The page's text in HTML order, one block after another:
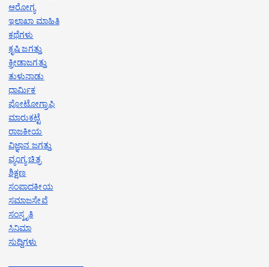
ಆರೋಗ್ಯ
ಇಲಾಖಾ ಮಾಹಿತಿ
ಕಥೆಗಳು
ಕೃಷಿ ಜಗತ್ತು
ಕ್ರೀಡಾಜಗತ್ತು
ತುಳುನಾಡು
ಧಾರ್ಮಿಕ
ಪೋಟೋಗ್ರಾಫಿ
ಮಾರುಕಟ್ಟೆ
ರಾಜಕೀಯ
ವಿಜ್ಞಾನ ಜಗತ್ತು
ವ್ಯಂಗ್ಯ ಚಿತ್ರ
ಶಿಕ್ಷಣ
ಸಂಪಾದಕೀಯ
ಸಮಾಜಸೇವೆ
ಸಂಸ್ಕೃತಿ
ಸಿನಿಮಾ
ಸುದ್ದಿಗಳು